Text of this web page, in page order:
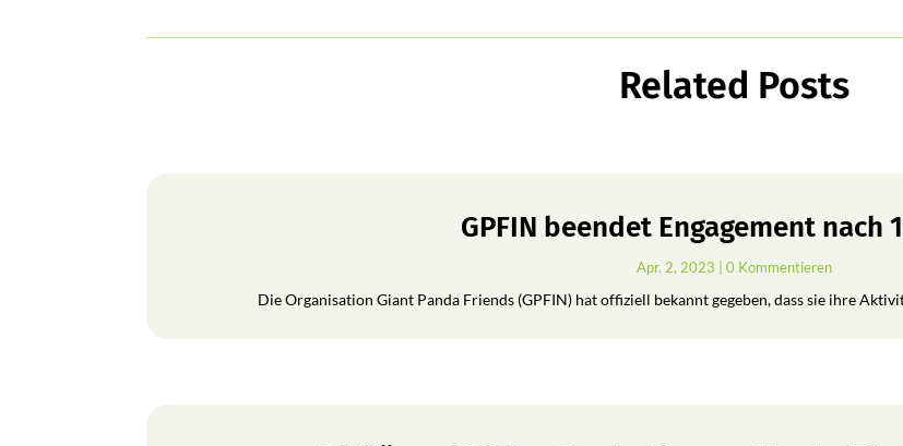
Related Posts
GPFIN beendet Engagement nach
Apr. 2, 2023 | 0 Kommentieren
Die Organisation Giant Panda Friends (GPFIN) hat offiziell bekannt gegeben, dass sie ihre